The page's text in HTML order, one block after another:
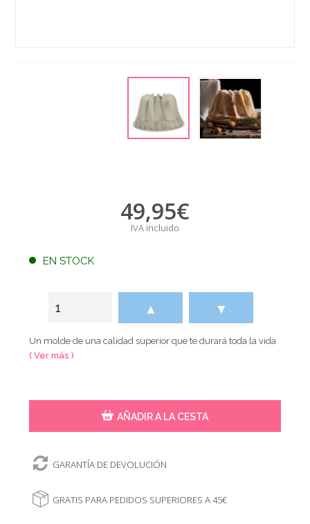
49,95€
IVA incluido
EN STOCK
▲ ▼
Un molde de una calidad superior que te durará toda la vida
( Ver más )
AÑADIR A LA CESTA
GARANTÍA DE DEVOLUCIÓN
GRATIS PARA PEDIDOS SUPERIORES A 45€